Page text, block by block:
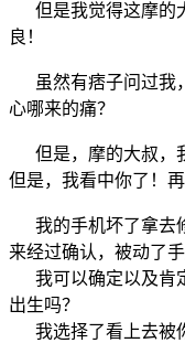
但是我觉得这摩的
良！
虽然有痞子问过我
心哪来的痛？
但是，摩的大叔，
但是，我看中你了！
我的手机坏了拿去
来经过确认，被动了手
我可以确定以及肯
出生吗？
我选择了看上去被